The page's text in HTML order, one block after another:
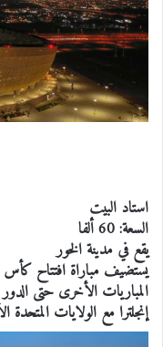
استاد البيت
السعة: 60 ألفا
يقع في مدينة الخور
يستضيف مباراة افتتاح كأس
المباريات الأخرى حتى الدور
إنجلترا مع الولايات المتحدة